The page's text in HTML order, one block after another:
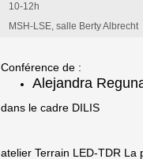
10-12h
MSH-LSE, salle Berty Albrecht
Conférence de :
Alejandra
dans le cadre DILIS
atelier Terrain LED-TDR La